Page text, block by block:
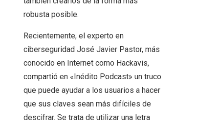
robusta posible.
Recientemente, el experto en
ciberseguridad José Javier Pastor, más
conocido en Internet como Hackavis,
compartió en «Inédito Podcast» un truco
que puede ayudar a los usuarios a hacer
que sus claves sean más difíciles de
descifrar. Se trata de utilizar una letra